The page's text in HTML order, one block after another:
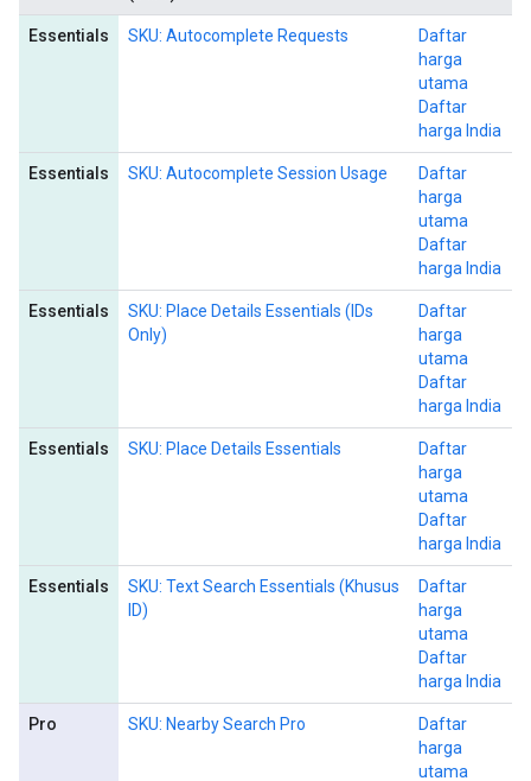
Essentials SKU: Autocomplete Requests
Daftar
harga
utama
Daftar
harga India
Essentials SKU: Autocomplete Session Usage
Daftar
harga
utama
Daftar
harga India
Essentials
SKU: Place Details Essentials (IDs
Only)
Daftar
harga
utama
Daftar
harga India
Essentials SKU: Place Details Essentials
Daftar
harga
utama
Daftar
harga India
Essentials
SKU: Text Search Essentials (Khusus
ID)
Daftar
harga
utama
Daftar
harga India
Pro SKU: Nearby Search Pro
Daftar
harga
utama